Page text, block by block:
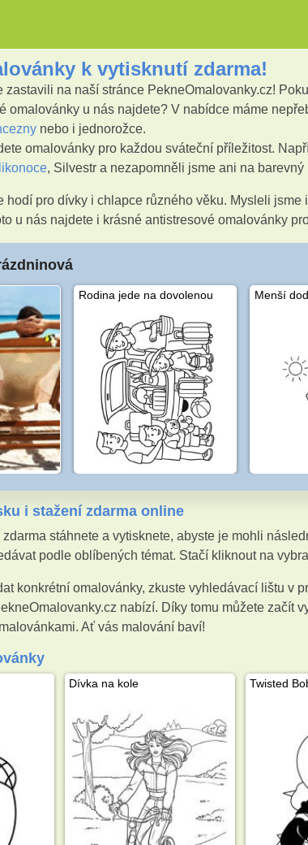
k vytisknutí zdarma!
zastavili na naší stránce PekneOmalovanky.cz!
omalovánky u nás najdete? V nabídce máme
nebo i jednorožce.
omalovánky pro každou sváteční příležitost.
, Silvestr a nezapomněli jsme ani na barevný
hodí pro dívky i chlapce různého věku. Mysleli
u nás najdete i krásné antistresové omalovánky
Rodina jede na dovolenou Menší
i stažení zdarma online
stáhnete a vytisknete, abyste je mohli
podle oblíbených témat. Stačí kliknout na
konkrétní omalovánky, zkuste vyhledávací lištu v
nabízí. Díky tomu můžete začít
Ať vás malování baví!
Dívka na kole